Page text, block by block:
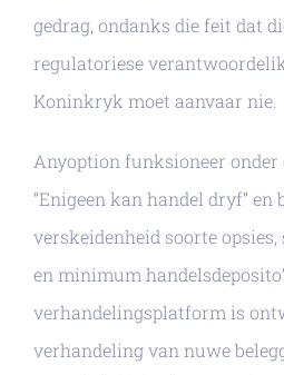
gedrag, ondanks die feit dat
regulatoriese
Koninkryk moet aanvaar nie.
Anyoption funksioneer
“Enigeen kan handel dryf” en
verskeidenheid soorte
en minimum
verhandelingsplatform is
verhandeling van nuwe